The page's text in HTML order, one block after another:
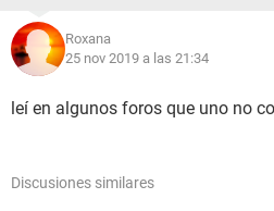
Roxana
25 nov 2019 a las 21:34
leí en algunos foros que uno no
Discusiones similares